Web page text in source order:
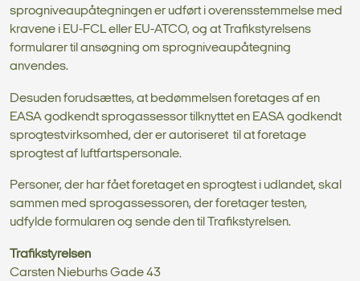
sprogniveaupåtegningen er udført i overensstemmelse med
kravene i EU-FCL eller EU-ATCO, og at Trafikstyrelsens
formularer til ansøgning om sprogniveaupåtegning
anvendes.
Desuden forudsættes, at bedømmelsen foretages af en
EASA godkendt sprogassessor tilknyttet en EASA godkendt
sprogtestvirksomhed, der er autoriseret til at foretage
sprogtest af luftfartspersonale.
Personer, der har fået foretaget en sprogtest i udlandet, skal
sammen med sprogassessoren, der foretager testen,
udfylde formularen og sende den til Trafikstyrelsen.
Trafikstyrelsen
Carsten Nieburhs Gade 43